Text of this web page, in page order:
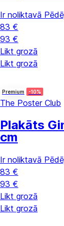
Ir noliktavā
83 €
93 €
Likt grozā
Likt grozā
Premium -10%
The Poster Club
Plakāts
cm
Ir noliktavā
83 €
93 €
Likt grozā
Likt grozā